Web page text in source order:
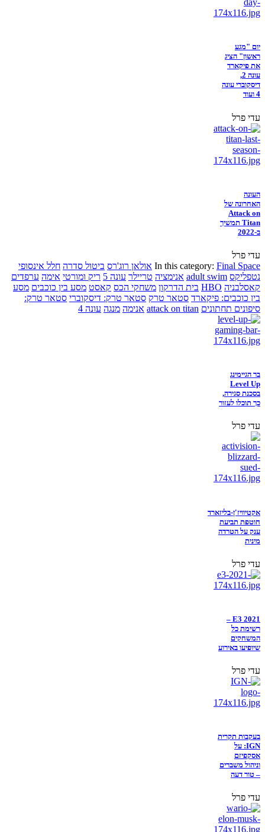
יום "מגע
ראשון" הציג
את פיקארד
עונה 2,
דיסקוברי עונה
4 ועוד
עדי פרל
העונה
האחרונה של
Attack on
Titan תמשיך
ב-2022
עדי פרל
In this category: Final Space אולאן רוג'רס ביטול סדרה חלל אינסופי
נטפליקס adult swim אנימציה טריילר עונה 5 ריק ומורטי אימה ערפדים
קאסלבניה HBO בית הדרקון משחקי הכס קאסט מסע בין כוכבים מסע
בין כוכבים: פיקארד סטאר טרק סטאר טרק: דיסקוברי סטאר טרק:
סיפונים תחתונים attack on titan אנימה מנגה עונה 4
בר הגיימינג
Level Up
בסכנת סגירה,
כך תוכלו לעזור
עדי פרל
אקטיוויז'ן-בליזארד
חוטפת תביעת
ענק על הטרדה
מינית
עדי פרל
E3 2021 –
רשימת כל
המשחקים
שיופיעו באירוע
עדי פרל
בעקבות תקרית
IGN: על
אסקפיזם
וניהול משברים
– טור דעה
עדי פרל